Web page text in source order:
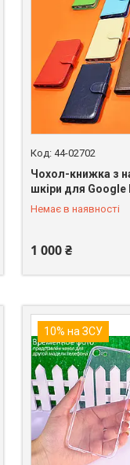
44-02702
Чохол-книжка з
шкіри для Google
Немає в наявності
1 000 ₴
10% на ЗСУ